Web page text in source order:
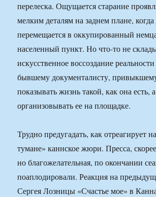
перелеска. Ощущается старание
мелким деталям на заднем плане, когда
перемещается в оккупированный
населенный пункт. Но что-то не
искусственное воссоздание
бывшему документалисту,
показывать жизнь такой, как она есть,
организовывать ее на площадке.
Трудно предугадать, как отреагирует
тумане» каннское жюри. Пресса,
но благожелательная, по окончании
поаплодировали. Реакция на
Сергея Лозницы «Счастье мое» в